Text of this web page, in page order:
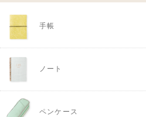
手帳
ノート
ペンケース